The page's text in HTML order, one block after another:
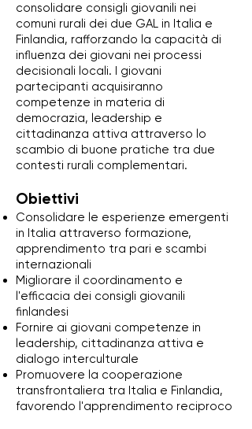
consolidare consigli giovanili nei
comuni rurali dei due GAL in Italia e
Finlandia, rafforzando la capacità di
influenza dei giovani nei processi
decisionali locali. I giovani
partecipanti acquisiranno
competenze in materia di
democrazia, leadership e
cittadinanza attiva attraverso lo
scambio di buone pratiche tra due
contesti rurali complementari.
Obiettivi
Consolidare le esperienze emergenti
in Italia attraverso formazione,
apprendimento tra pari e scambi
internazionali
Migliorare il coordinamento e
l'efficacia dei consigli giovanili
finlandesi
Fornire ai giovani competenze in
leadership, cittadinanza attiva e
dialogo interculturale
Promuovere la cooperazione
transfrontaliera tra Italia e Finlandia,
favorendo l'apprendimento reciproco